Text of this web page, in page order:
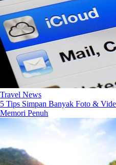
Travel News
5 Tips Simpan Banyak Foto &
Memori Penuh